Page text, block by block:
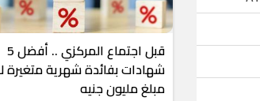
قبل اجتماع المركزي .. أفضل 5
شهادات بفائدة شهرية متغيرة
مبلغ مليون جنيه